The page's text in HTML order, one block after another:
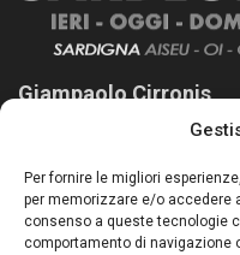
Per fornire le migliori
per memorizzare e/o accedere
consenso a queste tecnologie
comportamento di navigazione
Giampaolo Cirronis
Sardegna Ieri-Oggi-Domani
nostro passato e,
Follow Us